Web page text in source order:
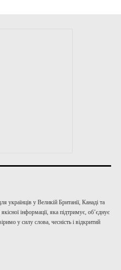
у Великій Британії, Канаді та
інформації, яка підтримує, об’єднує
у силу слова, чесність і відкритий